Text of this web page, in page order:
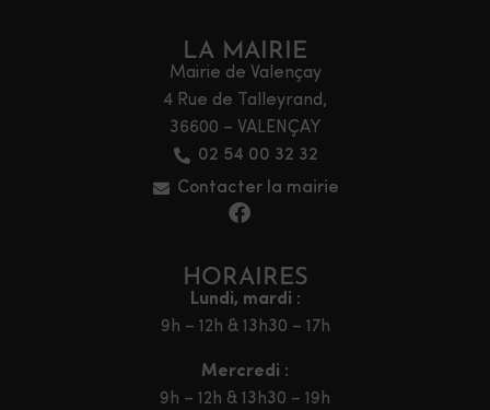
LA MAIRIE
Mairie de Valençay
4 Rue de Talleyrand,
36600 – VALENÇAY
02 54 00 32 32
Contacter la mairie
HORAIRES
Lundi, mardi :
9h – 12h & 13h30 – 17h
Mercredi :
9h – 12h & 13h30 – 19h